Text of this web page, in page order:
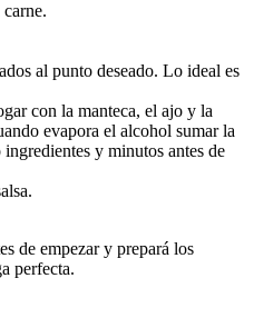
al punto deseado. Lo ideal es
con la manteca, el ajo y la
evapora el alcohol sumar la
y minutos antes de
de empezar y prepará los
perfecta.